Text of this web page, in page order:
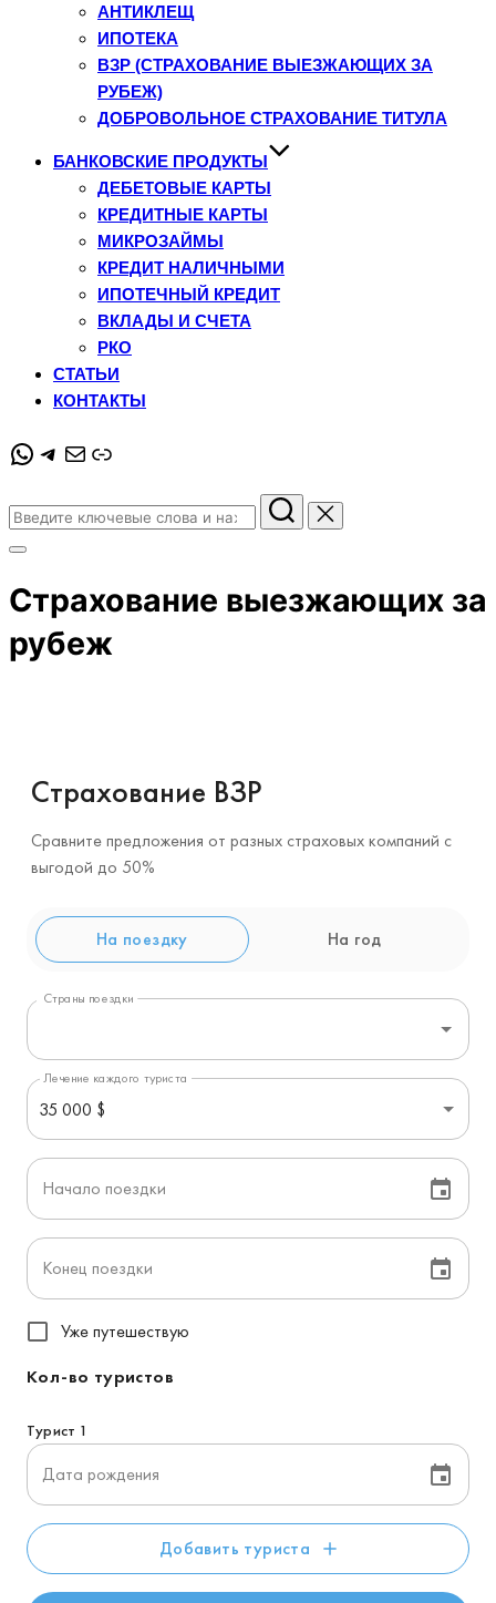
АНТИКЛЕЩ
ИПОТЕКА
ВЗР (СТРАХОВАНИЕ ВЫЕЗЖАЮЩИХ ЗА
РУБЕЖ)
ДОБРОВОЛЬНОЕ СТРАХОВАНИЕ ТИТУЛА
БАНКОВСКИЕ ПРОДУКТЫ
ДЕБЕТОВЫЕ КАРТЫ
КРЕДИТНЫЕ КАРТЫ
МИКРОЗАЙМЫ
КРЕДИТ НАЛИЧНЫМИ
ИПОТЕЧНЫЙ КРЕДИТ
ВКЛАДЫ И СЧЕТА
РКО
СТАТЬИ
КОНТАКТЫ
WhatsApp
Telegram
Почта
Ссылка
Поиск
по:
Переключить
панель
и
навигацию
Страхование выезжающих за
рубеж